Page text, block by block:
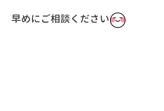
早めにご相談ください